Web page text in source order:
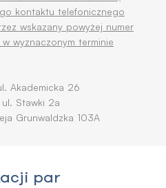
kontaktu telefonicznego
wskazany powyżej numer
wyznaczonym terminie
Akademicka 26
Stawki 2a
Grunwaldzka 103A
par